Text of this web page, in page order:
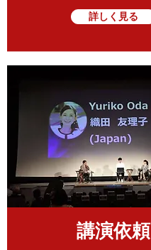
詳しく見る
講演依頼